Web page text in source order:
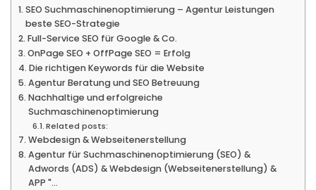
SEO Suchmaschinenoptimierung – Agentur Leistungen
beste SEO-Strategie
Full-Service SEO für Google & Co.
OnPage SEO + OffPage SEO = Erfolg
Die richtigen Keywords für die Website
Agentur Beratung und SEO Betreuung
Nachhaltige und erfolgreiche
Suchmaschinenoptimierung
Related posts:
Webdesign & Webseitenerstellung
Agentur für Suchmaschinenoptimierung (SEO) &
Adwords (ADS) & Webdesign (Webseitenerstellung) &
APP "…